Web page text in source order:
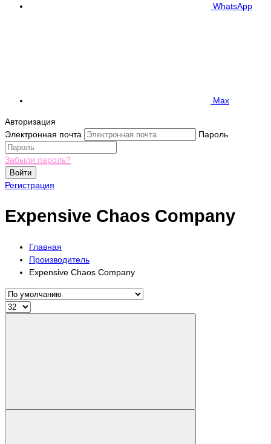
WhatsApp
Max
Авторизация
Электронная почта
Пароль
Забыли пароль?
Войти
Регистрация
Expensive Chaos Company
Главная
Производитель
Expensive Chaos Company